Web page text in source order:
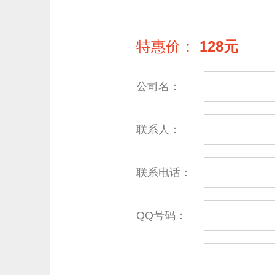
特惠价： 128元
公司名：
联系人：
联系电话：
QQ号码：